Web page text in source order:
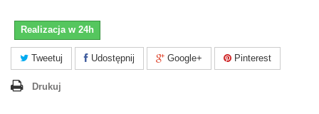
Realizacja w 24h
Tweetuj Udostępnij Google+ Pinterest
Drukuj